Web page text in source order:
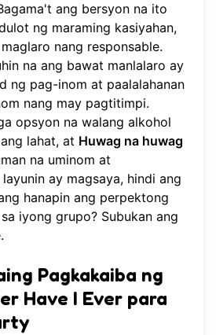
ang bersyon na ito
ng maraming kasiyahan,
nang responsable.
na ang bawat manlalaro ay
ng pag-inom at paalalahanan
nang may pagtitimpi.
opsyon na walang alkohol
lahat, at Huwag na huwag
na uminom at
ay magsaya, hindi ang
hanapin ang perpektong
iyong grupo? Subukan ang
Pagkakaiba ng
Have I Ever para